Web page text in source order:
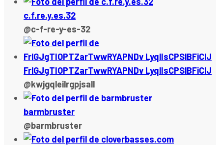
c.f.re.y.es.32
@c-f-re-y-es-32
FrlGJgTIOPTZarTwwRYAPNDv LyqlIsCPSlBFiCIJ
@kwjgqleilrgpjsall
barmbruster
@barmbruster